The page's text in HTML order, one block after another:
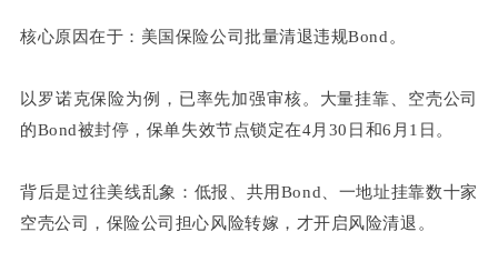
核心原因在于：美国保险公司批量清退违规Bond。
以罗诺克保险为例，已率先加强审核。大量挂靠、空壳公司
的Bond被封停，保单失效节点锁定在4月30日和6月1日。
背后是过往美线乱象：低报、共用Bond、一地址挂靠数十家
空壳公司，保险公司担心风险转嫁，才开启风险清退。